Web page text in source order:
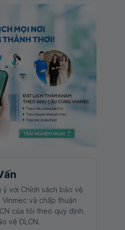
với Chính sách bảo vệ
và chấp thuận
của tôi theo quy định
vệ DLCN.